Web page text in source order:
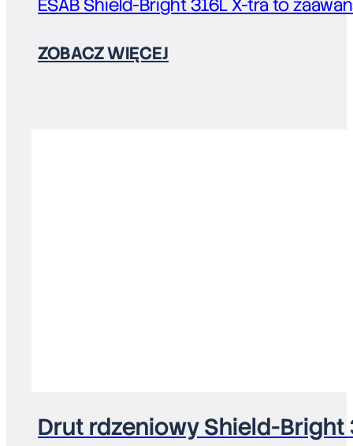
ESAB Shield-Bright 316L X-tra to
ZOBACZ WIĘCEJ
Drut rdzeniowy Shield-Bright